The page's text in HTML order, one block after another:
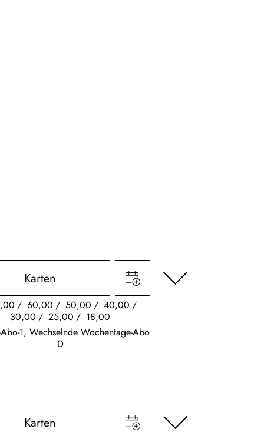
Karten
60,00 50,00
40,00
30,00
25,00
18,00
1, Wechselnde Wochentage-Abo
D
Karten